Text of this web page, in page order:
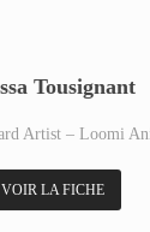
Tousignant
Artist – Loomi
VOIR LA FICHE